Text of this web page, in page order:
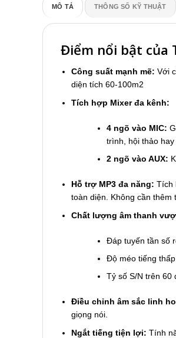
MÔ TẢ THÔNG SỐ KỸ THUẬT
Điểm nổi bật của
Công suất mạnh mẽ: Với
diện tích 60-100m2
Tích hợp Mixer đa kênh:
4 ngõ vào MIC:
trình, hội thảo hay
2 ngõ vào AUX:
Hỗ trợ MP3 đa năng: Tích
toàn diện. Không cần thêm
Chất lượng âm thanh
Đáp tuyến tần số
Độ méo tiếng
Tỷ số S/N trên 60
Điều chỉnh âm sắc linh
giọng nói.
Ngắt tiếng tiện lợi: Tính